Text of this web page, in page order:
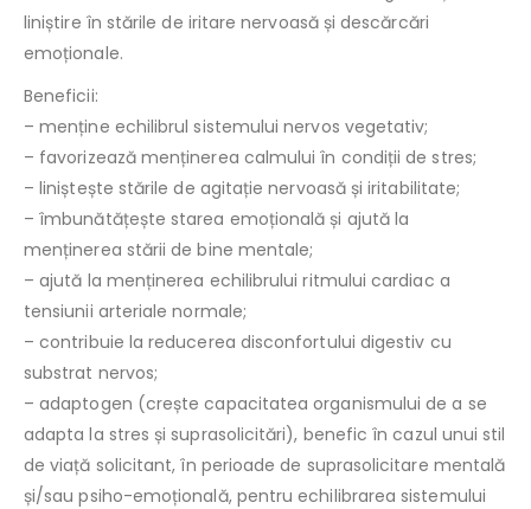
liniștire în stările de iritare nervoasă și descărcări
emoționale.
Beneficii:
– menține echilibrul sistemului nervos vegetativ;
– favorizează menținerea calmului în condiții de stres;
– liniștește stările de agitație nervoasă și iritabilitate;
– îmbunătățește starea emoțională și ajută la
menținerea stării de bine mentale;
– ajută la menținerea echilibrului ritmului cardiac a
tensiunii arteriale normale;
– contribuie la reducerea disconfortului digestiv cu
substrat nervos;
– adaptogen (crește capacitatea organismului de a se
adapta la stres și suprasolicitări), benefic în cazul unui stil
de viață solicitant, în perioade de suprasolicitare mentală
și/sau psiho-emoțională, pentru echilibrarea sistemului